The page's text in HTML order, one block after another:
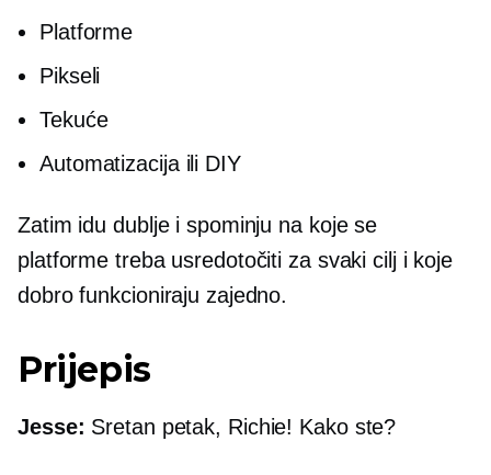
Platforme
Pikseli
Tekuće
Automatizacija ili DIY
Zatim idu dublje i spominju na koje se
platforme treba usredotočiti za svaki cilj i koje
dobro funkcioniraju zajedno.
Prijepis
Jesse: Sretan petak, Richie! Kako ste?